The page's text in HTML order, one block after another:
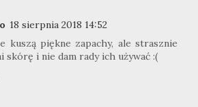
18 sierpnia 2018 14:52
kuszą piękne zapachy, ale strasznie
skórę i nie dam rady ich używać :(